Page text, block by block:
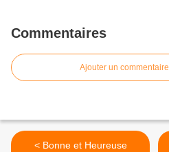
Commentaires
Ajouter un commentaire
< Bonne et Heureuse